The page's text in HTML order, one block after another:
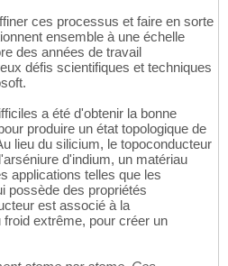
ces processus et faire en sorte
ensemble à une échelle
des années de travail
défis scientifiques et techniques
a été d'obtenir la bonne
produire un état topologique de
lieu du silicium, le topoconducteur
d'indium, un matériau
applications telles que les
possède des propriétés
est associé à la
extrême, pour créer un